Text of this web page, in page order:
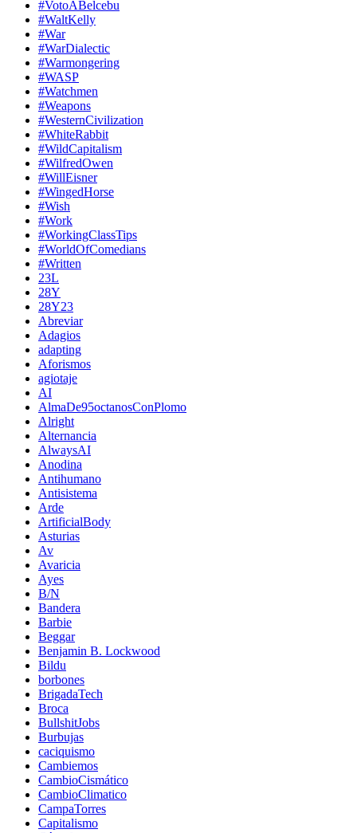
#VotoABelcebu
#WaltKelly
#War
#WarDialectic
#Warmongering
#WASP
#Watchmen
#Weapons
#WesternCivilization
#WhiteRabbit
#WildCapitalism
#WilfredOwen
#WillEisner
#WingedHorse
#Wish
#Work
#WorkingClassTips
#WorldOfComedians
#Written
23L
28Y
28Y23
Abreviar
Adagios
adapting
Aforismos
agiotaje
AI
AlmaDe95octanosConPlomo
Alright
Alternancia
AlwaysAI
Anodina
Antihumano
Antisistema
Arde
ArtificialBody
Asturias
Av
Avaricia
Ayes
B/N
Bandera
Barbie
Beggar
Benjamin B. Lockwood
Bildu
borbones
BrigadaTech
Broca
BullshitJobs
Burbujas
caciquismo
Cambiemos
CambioCismático
CambioClimatico
CampaTorres
Capitalismo